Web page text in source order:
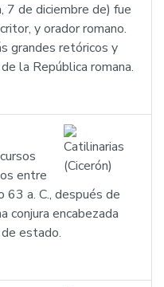
7 de diciembre de) fue
y orador romano.
grandes retóricos y
la República romana.
entre
63 a. C., después de
conjura encabezada
estado.